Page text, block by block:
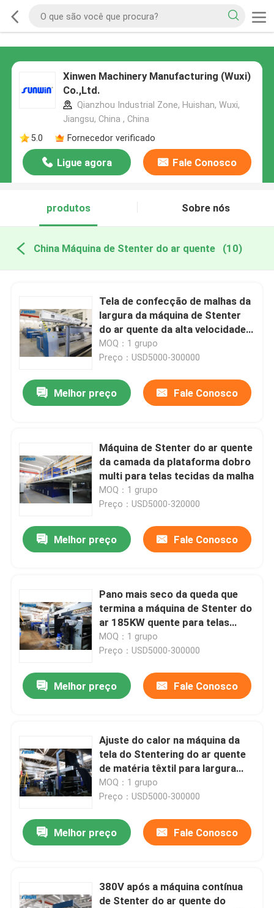
Xinwen Machinery Manufacturing (Wuxi)
Co.,Ltd.
Qianzhou Industrial Zone, Huishan, Wuxi,
Jiangsu, China , China
5.0
Fornecedor verificado
Ligue agora Fale Conosco
produtos Sobre nós
China Máquina de Stenter do ar quente (10)
Tela de confecção de malhas da
largura da máquina de Stenter
do ar quente da alta velocidade
do CE que termina 2400mm
MOQ：1 grupo
Preço：USD5000-300000
Melhor preço Fale Conosco
Máquina de Stenter do ar quente
da camada da plataforma dobro
multi para telas tecidas da malha
MOQ：1 grupo
Preço：USD5000-320000
Melhor preço Fale Conosco
Pano mais seco da queda que
termina a máquina de Stenter do
ar 185KW quente para telas
tecidas
MOQ：1 grupo
Preço：USD5000-300000
Melhor preço Fale Conosco
Ajuste do calor na máquina da
tela do Stentering do ar quente
de matéria têxtil para largura
aberta a tela feita malha
MOQ：1 grupo
Preço：USD5000-300000
Melhor preço Fale Conosco
380V após a máquina contínua
de Stenter do ar quente do